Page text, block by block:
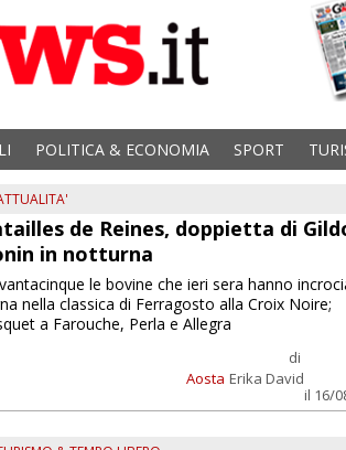
POLITICA & ECONOMIA SPORT
de Reines, doppietta di
in notturna
Aosta
di
Erika David
il 16/
le bovine che ieri sera hanno
nella classica di Ferragosto alla Croix Noire;
a Farouche, Perla e Allegra